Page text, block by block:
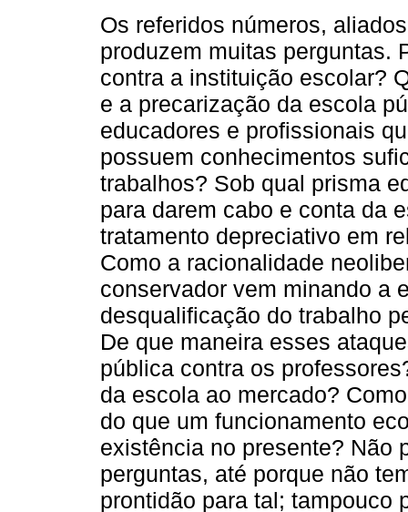
Os referidos números,
produzem muitas perguntas.
contra a instituição escolar?
e a precarização da escola
educadores e profissionais
possuem conhecimentos
trabalhos? Sob qual prisma
para darem cabo e conta da
tratamento depreciativo em
Como a racionalidade
conservador vem minando a
desqualificação do trabalho
De que maneira esses
pública contra os
da escola ao mercado?
do que um funcionamento
existência no presente? Não
perguntas, até porque não
prontidão para tal; tampouco